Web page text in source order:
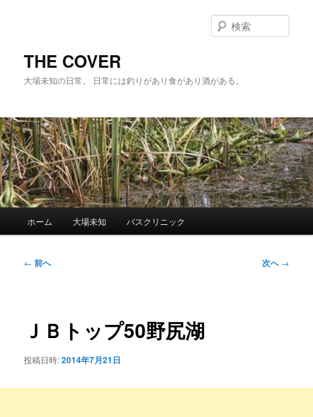
へ
移
動
THE COVER
大場未知の日常。 日常には釣りがあり食があり酒がある。
索
ホーム 大場未知 バスクリニック
投
ー
ョ
← 前へ 次へ→
ＪＢトップ50野尻湖
投稿日時:2014年7月21日